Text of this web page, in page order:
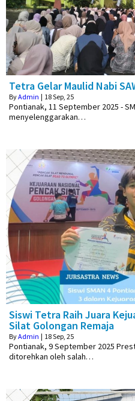
Tetra Gelar Maulid Nabi
ByAdmin | 18Sep, 25
Pontianak, 11 September 2025 -
menyelenggarakan…
Siswi Tetra Raih Juara
Silat Golongan Remaja
ByAdmin | 18Sep, 25
Pontianak, 9 September 2025
ditorehkan oleh salah…